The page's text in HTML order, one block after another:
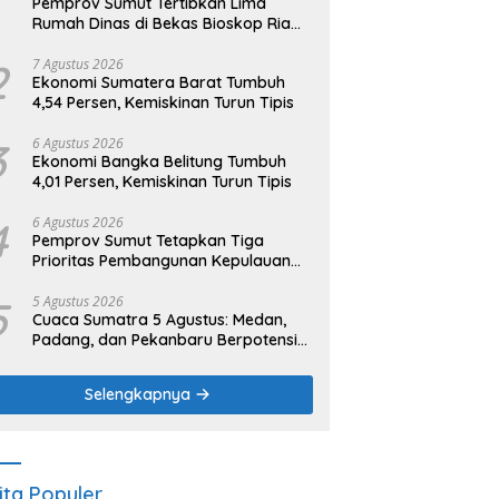
Rumah Dinas di Bekas Bioskop Ria
7 Agustus 2026
Ekonomi Sumatera Barat Tumbuh
4,54 Persen, Kemiskinan Turun Tipis
6 Agustus 2026
Ekonomi Bangka Belitung Tumbuh
4,01 Persen, Kemiskinan Turun Tipis
6 Agustus 2026
Pemprov Sumut Tetapkan Tiga
Prioritas Pembangunan Kepulauan
5 Agustus 2026
Cuaca Sumatra 5 Agustus: Medan,
Padang, dan Pekanbaru Berpotensi
Selengkapnya